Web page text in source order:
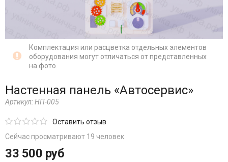
Комплектация или расцветка отдельных элементов
оборудования могут отличаться от представленных
на фото.
Настенная панель «Автосервис»
Артикул:НП-005
Оставить отзыв
Сейчас просматривают 19 человек
33 500 руб